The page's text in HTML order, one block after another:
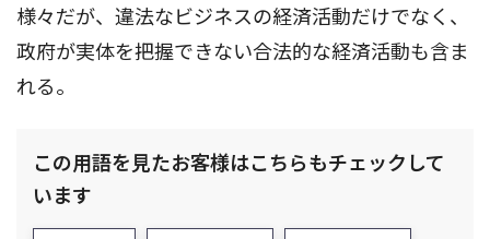
様々だが、違法なビジネスの経済活動だけでなく、
政府が実体を把握できない合法的な経済活動も含ま
れる。
この用語を見たお客様はこちらもチェックして
います